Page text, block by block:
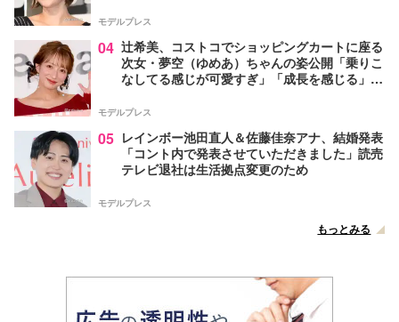
モデルプレス
04 辻希美、コストコでショッピングカートに座る
次女・夢空（ゆめあ）ちゃんの姿公開「乗りこ
なしてる感じが可愛すぎ」「成長を感じる」の
モデルプレス
05 レインボー池田直人＆佐藤佳奈アナ、結婚発表
「コント内で発表させていただきました」読売
テレビ退社は生活拠点変更のため
モデルプレス
もっとみる